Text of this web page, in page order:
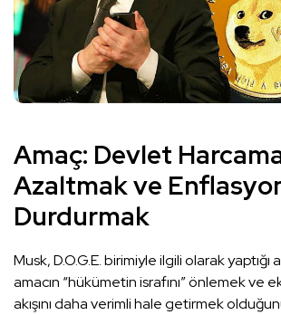
Amaç: Devlet
Azaltmak ve
Durdurmak
Musk, D.O.G.E. birimiyle ilgili olarak yaptığı
amacın “hükümetin israfını” önlemek ve
akışını daha verimli hale getirmek